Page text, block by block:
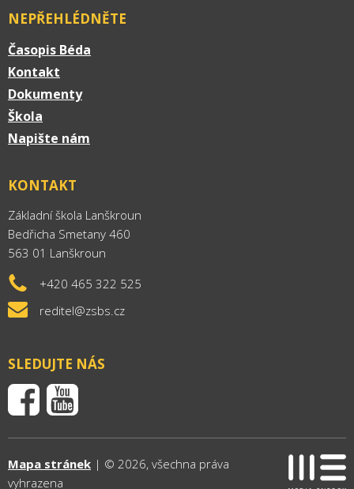
NEPŘEHLÉDNĚTE
Časopis Béda
Kontakt
Dokumenty
Škola
Napište nám
KONTAKT
Základní škola Lanškroun
Bedřicha Smetany 460
563 01 Lanškroun
+420 465 322 525
reditel@zsbs.cz
SLEDUJTE NÁS
Mapa stránek | © 2026, všechna práva
vyhrazena